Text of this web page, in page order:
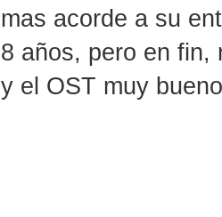
mas acorde a su
8 años, pero en fin,
y el OST muy